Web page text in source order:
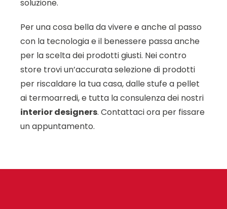
soluzione.
Per una cosa bella da vivere e anche al passo
con la tecnologia e il benessere passa anche
per la scelta dei prodotti giusti. Nei contro
store trovi un’accurata selezione di prodotti
per riscaldare la tua casa, dalle stufe a pellet
ai termoarredi, e tutta la consulenza dei nostri
interior designers. Contattaci ora per fissare
un appuntamento.